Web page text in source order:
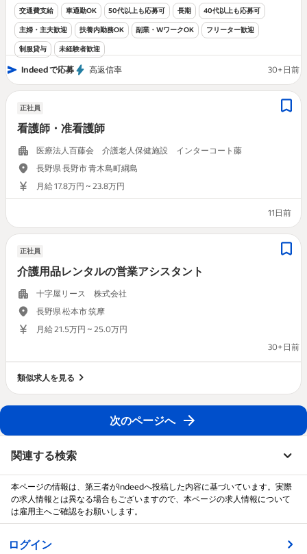
交通費支給 車通勤OK 50代以上も応募可 長期 40代以上も応募可
主婦・主夫歓迎 扶養内勤務OK 副業・WワークOK フリーター歓迎
制服貸与 未経験者歓迎
Indeed で応募 高返信率 30+日前
正社員
看護師・准看護師
医療法人百藤会 介護老人保健施設 インターコート藤
長野県 長野市 青木島町綱島
月給 17.8万円 ~ 23.8万円
11日前
正社員
介護用品レンタルの営業アシスタント
十字屋リース 株式会社
長野県 松本市 筑摩
月給 21.5万円 ~ 25.0万円
30+日前
類似求人を見る
次のページへ
関連する検索
本ページの情報は、第三者がIndeedへ投稿した内容に基づいています。実際
の求人情報とは異なる場合もございますので、本ページの求人情報について
は雇用主へご確認をお願いします。
ログイン